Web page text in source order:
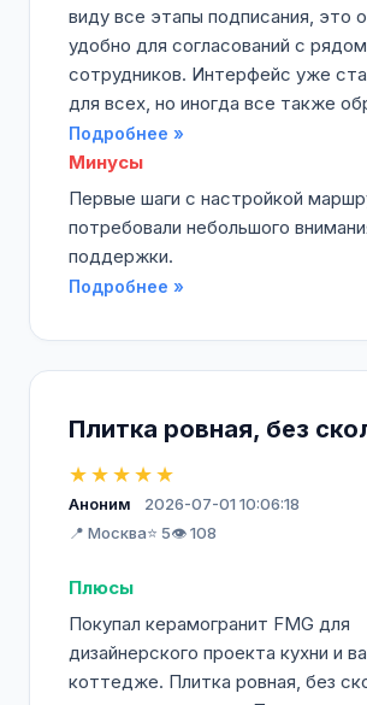
виду все этапы подписания, это
удобно для согласований с рядом
сотрудников. Интерфейс уже
для всех, но иногда все также
Подробнее »
Минусы
Первые шаги с настройкой
потребовали небольшого
поддержки.
Подробнее »
Плитка ровная, без
★★★★★
Аноним
2026-07-01 10:06:18
📍 Москва⭐ 5👁️ 108
Плюсы
Покупал керамогранит FMG для
дизайнерского проекта кухни и
коттедже. Плитка ровная, без